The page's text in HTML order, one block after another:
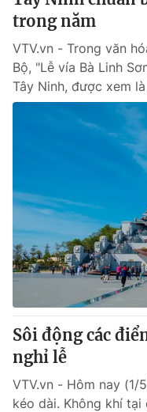
trong năm
VTV.vn - Trong văn
Bộ, "Lễ vía Bà Linh
Tây Ninh, được xem
Sôi động các
nghỉ lễ
VTV.vn - Hôm nay
kéo dài. Không khí